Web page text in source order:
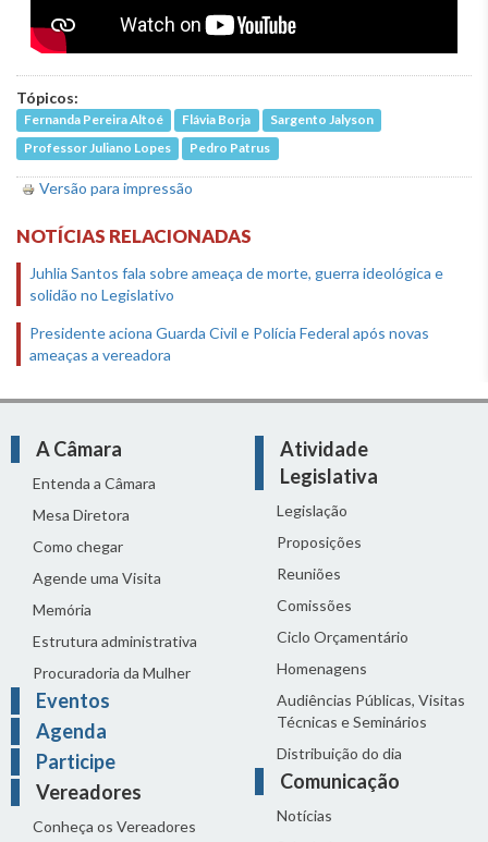
Tópicos:
Fernanda Pereira Altoé Flávia Borja
Sargento Jalyson
Professor Juliano Lopes
Pedro Patrus
Versão para impressão
NOTÍCIAS RELACIONADAS
Juhlia Santos fala sobre ameaça de morte, guerra ideológica e
solidão no Legislativo
Presidente aciona Guarda Civil e Polícia Federal após novas
ameaças a vereadora
A Câmara
Entenda a Câmara
Mesa Diretora
Como chegar
Agende uma Visita
Memória
Estrutura administrativa
Procuradoria da Mulher
Eventos
Agenda
Participe
Vereadores
Conheça os Vereadores
Atividade
Legislativa
Legislação
Proposições
Reuniões
Comissões
Ciclo Orçamentário
Homenagens
Audiências Públicas, Visitas
Técnicas e Seminários
Distribuição do dia
Comunicação
Notícias